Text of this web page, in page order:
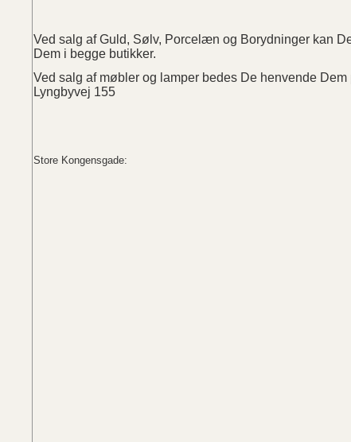
Ved salg af Guld, Sølv, Porcelæn og Borydninger kan
Dem i begge butikker.
Ved salg af møbler og lamper bedes De henvende Dem
Lyngbyvej 155
Store Kongensgade: